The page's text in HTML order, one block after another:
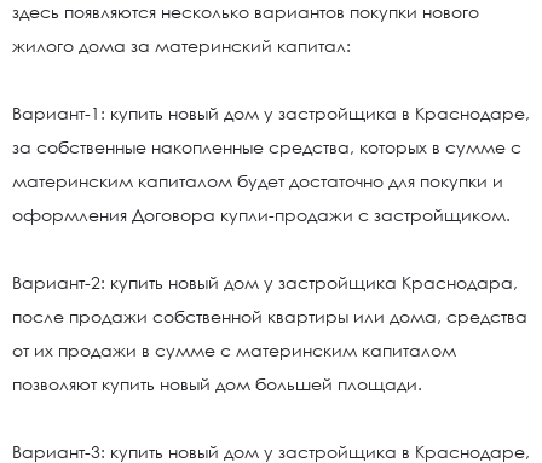
здесь появляются несколько вариантов покупки нового
жилого дома за материнский капитал:
Вариант-1: купить новый дом у застройщика в Краснодаре,
за собственные накопленные средства, которых в сумме с
материнским капиталом будет достаточно для покупки и
оформления Договора купли-продажи с застройщиком.
Вариант-2: купить новый дом у застройщика Краснодара,
после продажи собственной квартиры или дома, средства
от их продажи в сумме с материнским капиталом
позволяют купить новый дом большей площади.
Вариант-3: купить новый дом у застройщика в Краснодаре,